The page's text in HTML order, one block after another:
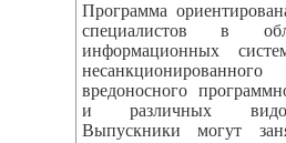
Программа
специалистов в
информационных
вредоносного
и различных
Выпускники могут